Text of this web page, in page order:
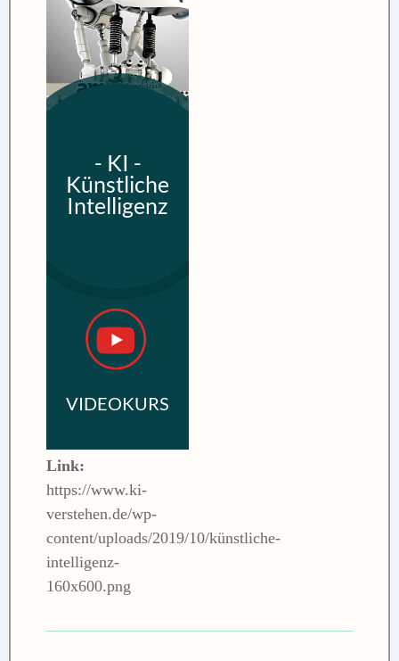
Link:
https://www.ki-
verstehen.de/wp-
content/uploads/2019/10/künstliche-
intelligenz-
160x600.png